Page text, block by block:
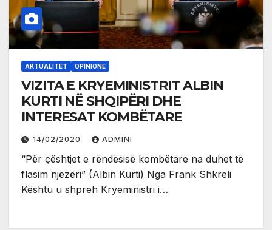
AKTUALITET OPINIONE
VIZITA E KRYEMINISTRIT ALBIN
KURTI NË SHQIPËRI DHE
INTERESAT KOMBËTARE
14/02/2020 ADMINI
“Për çështjet e rëndësisë kombëtare na duhet të
flasim njëzëri” (Albin Kurti) Nga Frank Shkreli
Kështu u shpreh Kryeministri i…